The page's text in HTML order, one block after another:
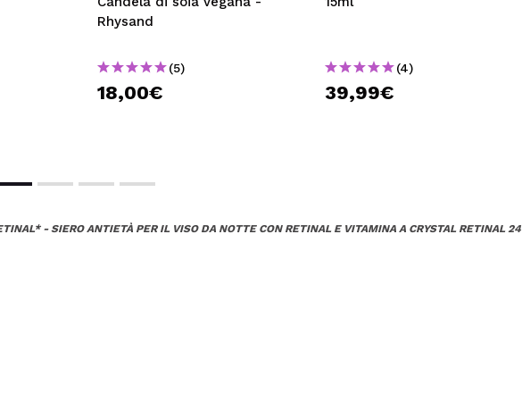
Rhysand
(5)
18,00€
(4)
39,99€
- SIERO ANTIETÀ PER IL VISO DA NOTTE CON RETINAL E VITAMINA A CRYSTAL RETINAL 24